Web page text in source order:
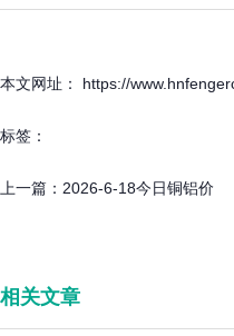
本文网址： https://
标签：
上一篇： 2026-6-18今日铜铝价
相关文章